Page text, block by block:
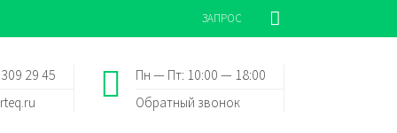
ЗАПРОС
Пн — Пт: 10:00 — 18:00
Обратный звонок
29 45